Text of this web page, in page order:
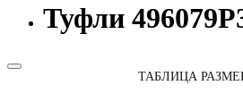
Туфли
ТАБЛИЦА